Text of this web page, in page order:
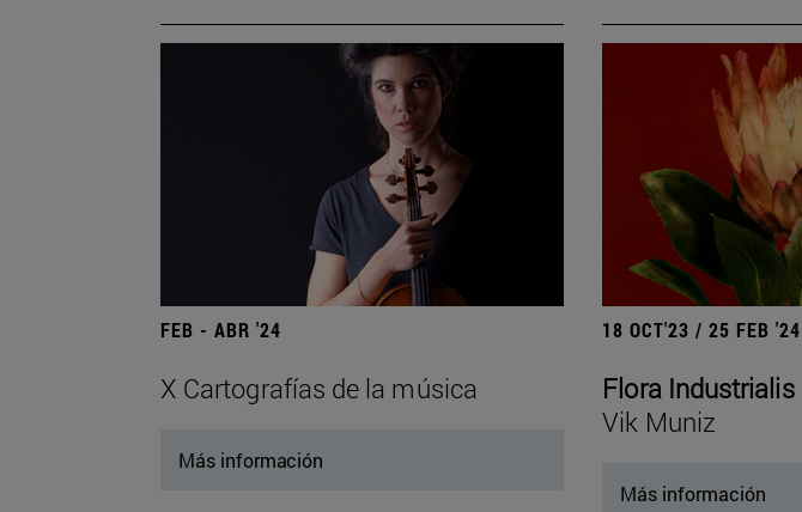
FEB - ABR '24
X Cartografías de la música
Más información
18 OCT'23 / 25 FEB '24
Flora Industrialis
Vik Muniz
Más información